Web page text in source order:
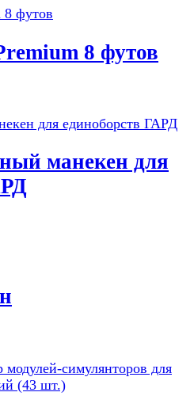
8 футов
манекен для